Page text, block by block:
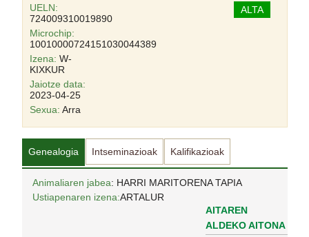
UELN:
724009310019890
Microchip:
10010000724151030044389
Izena: W-
KIXKUR
Jaiotze data:
2023-04-25
Sexua: Arra
ALTA
Genealogia Intseminazioak Kalifikazioak
Animaliaren jabea: HARRI MARITORENA TAPIA
Ustiapenaren izena:ARTALUR
AITAREN
ALDEKO AITONA